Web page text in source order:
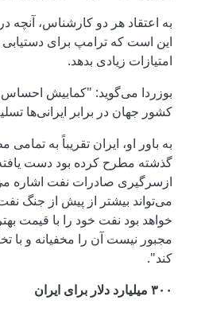
به اعتقاد هر دو کارشناس،
این است که ترامپ برای دستیابی
امتیازات زیادی بدهد.
بوزردا می‌گوید: "کمابیش
کشور جهان در برابر ایرانی‌ها
به باور او، ایران تقریباً به
گذشته مطرح کرده بود دست
ازسرگیری صادرات نفت اشاره
می‌تواند بیشتر از پیش از جنگ
خواهد بود نفت خود را با قیمت
مجبور نیست آن را مخفیانه و
کند".
۳۰۰ میلیارد دلار برای ایران